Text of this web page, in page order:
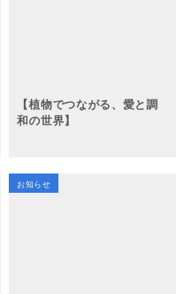
【植物でつながる、愛と調
和の世界】
お知らせ